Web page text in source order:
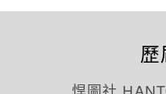
歷